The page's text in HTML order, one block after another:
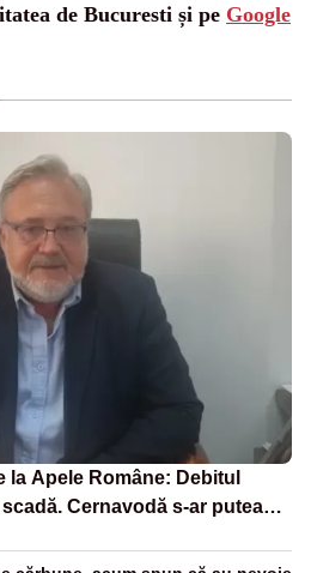
de Bucuresti și pe Google
Apele Române: Debitul
Cernavodă s-ar putea